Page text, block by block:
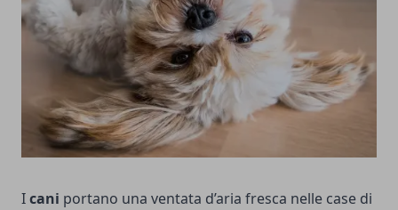
Icani portano una ventata d’aria fresca nelle case di